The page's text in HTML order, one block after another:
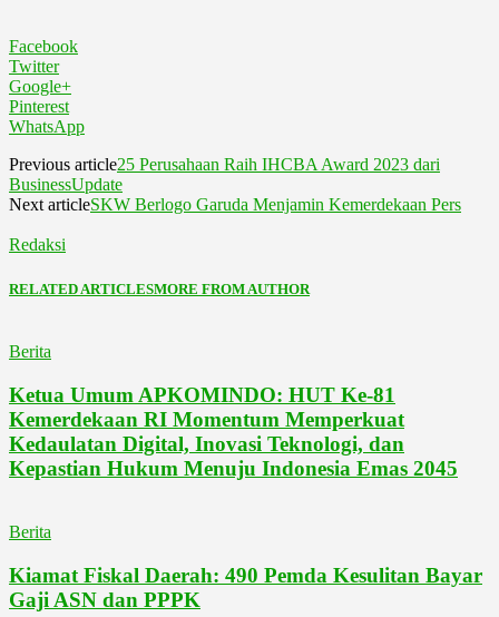
Facebook
Twitter
Google+
Pinterest
WhatsApp
Previous article25 Perusahaan Raih IHCBA Award 2023 dari
BusinessUpdate
Next articleSKW Berlogo Garuda Menjamin Kemerdekaan Pers
Redaksi
RELATED ARTICLESMORE FROM AUTHOR
Berita
Ketua Umum APKOMINDO: HUT Ke-81
Kemerdekaan RI Momentum Memperkuat
Kedaulatan Digital, Inovasi Teknologi, dan
Kepastian Hukum Menuju Indonesia Emas 2045
Berita
Kiamat Fiskal Daerah: 490 Pemda Kesulitan Bayar
Gaji ASN dan PPPK